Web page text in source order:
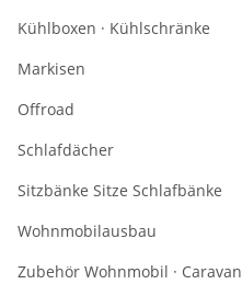
Kühlboxen · Kühlschränke
Markisen
Offroad
Schlafdächer
Sitzbänke Sitze Schlafbänke
Wohnmobilausbau
Zubehör Wohnmobil · Caravan